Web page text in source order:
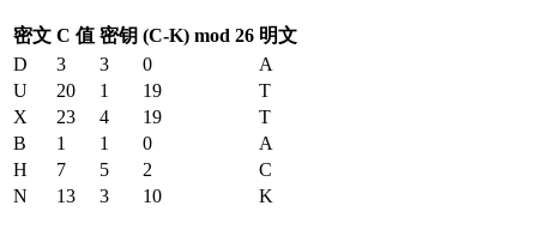
密文 C 值 密钥 (C-K) mod 26 明文
D
3 3 0
A
U
20 1 19
T
X
23 4 19
T
B
1 1 0
A
H
7 5 2
C
N
13 3 10 K